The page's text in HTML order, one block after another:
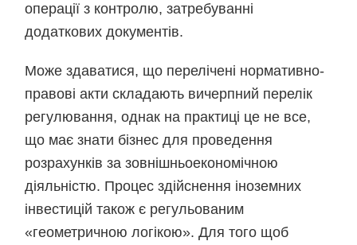
операції з контролю, затребуванні
додаткових документів.
Може здаватися, що перелічені нормативно-
правові акти складають вичерпний перелік
регулювання, однак на практиці це не все,
що має знати бізнес для проведення
розрахунків за зовнішньоекономічною
діяльністю. Процес здійснення іноземних
інвестицій також є регульованим
«геометричною логікою». Для того щоб